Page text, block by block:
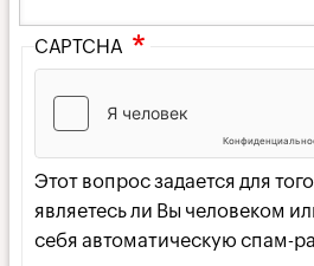
CAPTCHA
Этот вопрос задается для
являетесь ли Вы человеком
себя автоматическую спам-